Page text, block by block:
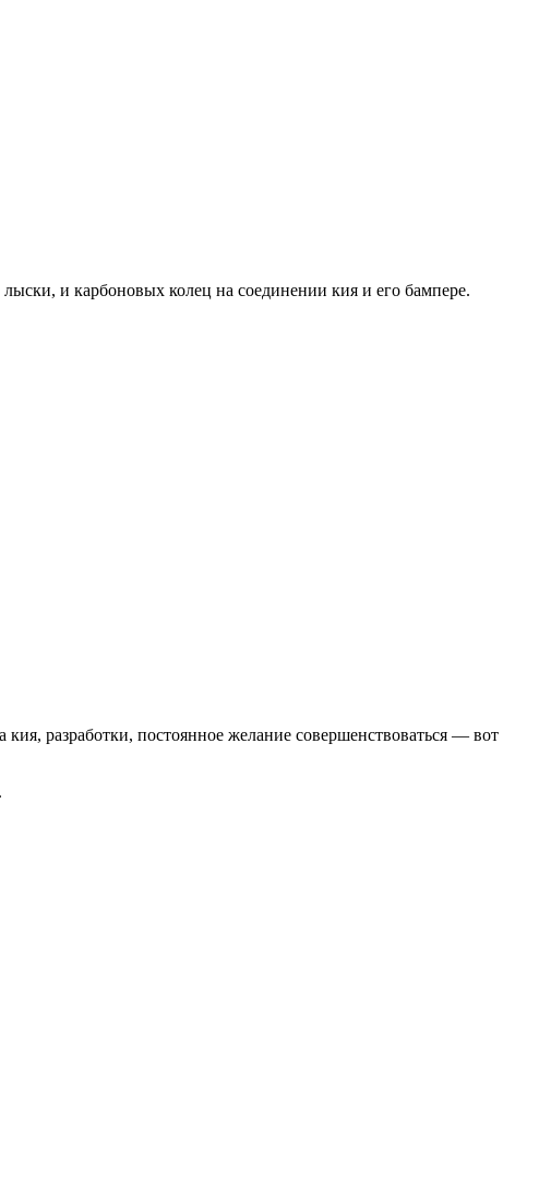
и карбоновых колец на соединении кия и его бампере.
разработки, постоянное желание совершенствоваться — вот
.